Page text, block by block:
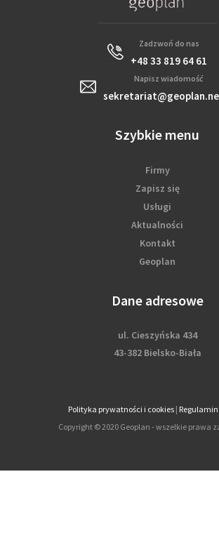
Zadzwoń do nas
+48 33 819 64 61
Napisz wiadomość
Szybkie menu
Firmy
Zapisz się
Usługi
Aktualności
Kontakt
Geoplan
Dane adresowe
ul. Cieszyńska 434
43-382 Bielsko-Biała
Polityka prywatności i cookies|
Copyright © 2020 Geoplan - wszelkie prawa